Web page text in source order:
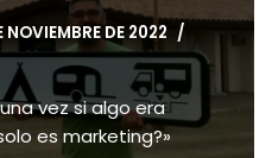
NOVIEMBRE DE 2022
vez si algo era
es marketing?»